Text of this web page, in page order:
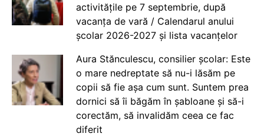
activitățile pe 7 septembrie, după
vacanța de vară / Calendarul anului
școlar 2026-2027 și lista vacanțelor
Aura Stănculescu, consilier școlar: Este
o mare nedreptate să nu-i lăsăm pe
copii să fie așa cum sunt. Suntem prea
dornici să îi băgăm în șabloane și să-i
corectăm, să invalidăm ceea ce fac
diferit